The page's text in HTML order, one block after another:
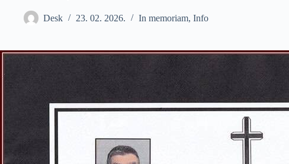
Desk 23. 02. 2026. In memoriam, Info